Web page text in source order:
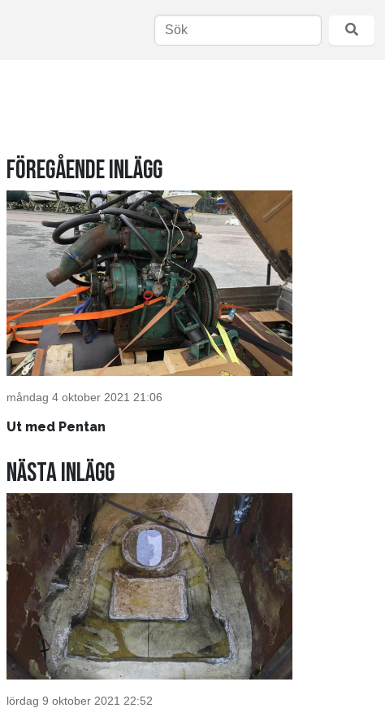
Föregående inlägg
måndag 4 oktober 2021 21:06
Ut med Pentan
Nästa inlägg
lördag 9 oktober 2021 22:52